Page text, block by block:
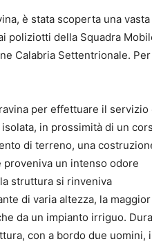
è stata scoperta una vasta
poliziotti della Squadra
Calabria Settentrionale.
per effettuare il servizio
in prossimità di un
di terreno, una
proveniva un intenso odore
struttura si rinveniva
di varia altezza, la
da un impianto irriguo.
con a bordo due uomini,